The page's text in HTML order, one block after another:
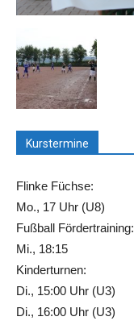
Kurstermine
Flinke Füchse:
Mo., 17 Uhr (U8)
Fußball Fördertraining:
Mi., 18:15
Kinderturnen:
Di., 15:00 Uhr (U3)
Di., 16:00 Uhr (U3)